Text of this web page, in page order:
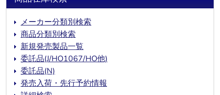
メーカー分類別検索
商品分類別検索
新規発売製品一覧
委託品(J/HO1067/HO他)
委託品(N)
発売入荷・先行予約情報